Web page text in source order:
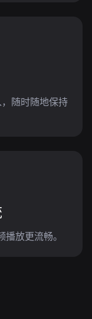
随时随地保持
放更流畅。